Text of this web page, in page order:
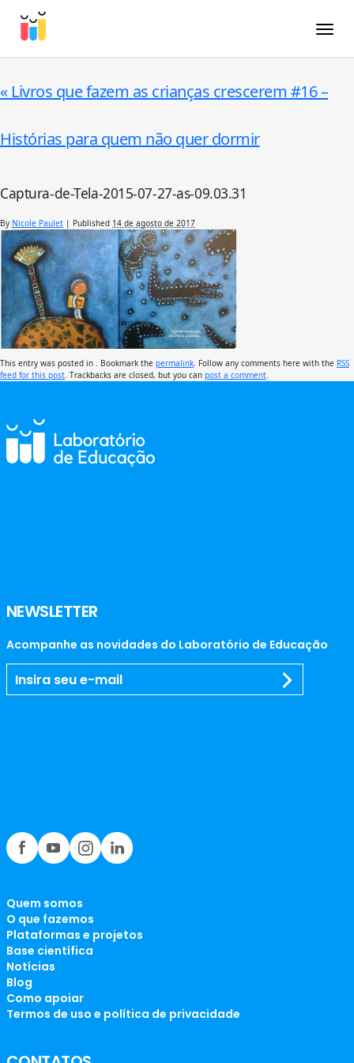
« Livros que fazem as crianças crescerem #16 –
Histórias para quem não quer dormir
Captura-de-Tela-2015-07-27-as-09.03.31
By Nicole Paulet | Published 14 de agosto de 2017
This entry was posted in . Bookmark the permalink . Follow any comments here with the RSS
feed for this post . Trackbacks are closed, but you can post a comment
NEWSLETTER
Acompanhe as novidades do Laboratório de Educação
Quem somos
O que fazemos
Plataformas e projetos
Base científica
Notícias
Blog
Como apoiar
Termos de uso e política de privacidade